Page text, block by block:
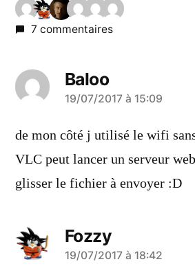
7 commentaires
Baloo
a
dit :
19/07/2017 à 15:09
de mon côté j utilisé le wifi
VLC peut lancer un serveur
glisser le fichier à envoyer :D
Fozzy
a
19/07/2017 à 18:42